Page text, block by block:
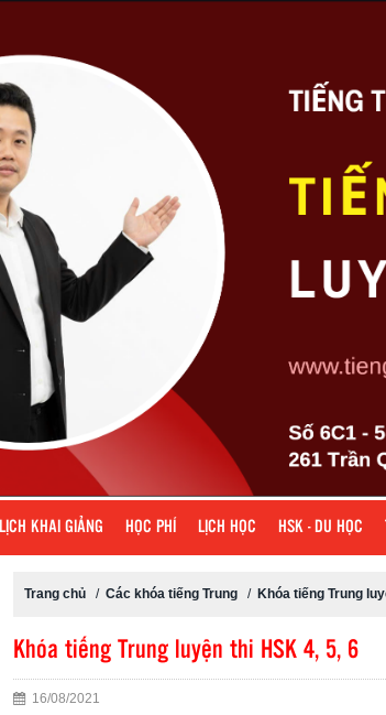
LỊCH KHAI GIẢNG HỌC PHÍ LỊCH HỌC HSK - DU HỌC
Trang chủ/ Các khóa tiếng Trung/ Khóa tiếng Trung
Khóa tiếng Trung luyện thi HSK 4, 5, 6
16/08/2021